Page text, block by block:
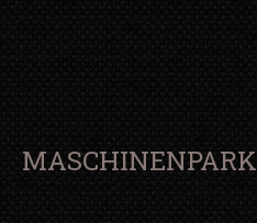
MASCHINENPARK